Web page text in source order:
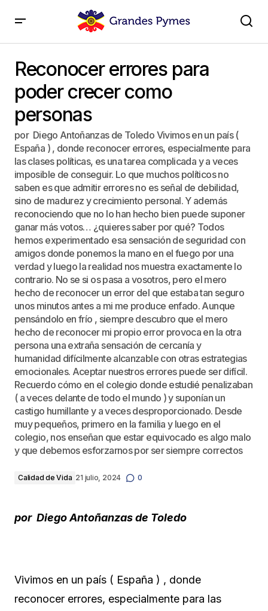
Reconocer errores para
poder crecer como
personas
por Diego Antoñanzas de Toledo Vivimos en un país (
España ) , donde reconocer errores, especialmente para
las clases políticas, es una tarea complicada y a veces
imposible de conseguir. Lo que muchos políticos no
saben es que admitir errores no es señal de debilidad,
sino de madurez y crecimiento personal. Y además
reconociendo que no lo han hecho bien puede suponer
ganar más votos… ¿quieres saber por qué? Todos
hemos experimentado esa sensación de seguridad con
amigos donde ponemos la mano en el fuego por una
verdad y luego la realidad nos muestra exactamente lo
contrario. No se si os pasa a vosotros, pero el mero
hecho de reconocer un error del que estaba tan seguro
unos minutos antes a mi me produce enfado. Aunque
pensándolo en frío , siempre descubro que el mero
hecho de reconocer mi propio error provoca en la otra
persona una extraña sensación de cercanía y
humanidad difícilmente alcanzable con otras estrategias
emocionales. Aceptar nuestros errores puede ser difícil.
Recuerdo cómo en el colegio donde estudié penalizaban
( a veces delante de todo el mundo ) y suponían un
castigo humillante y a veces desproporcionado. Desde
muy pequeños, primero en la familia y luego en el
colegio, nos enseñan que estar equivocado es algo malo
y que debemos esforzarnos por ser siempre correctos
Calidad de Vida 21 julio, 2024 0
por Diego Antoñanzas de Toledo
Vivimos en un país ( España ) , donde
reconocer errores, especialmente para las